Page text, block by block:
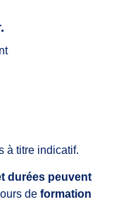
à titre indicatif.
durées peuvent
de formation